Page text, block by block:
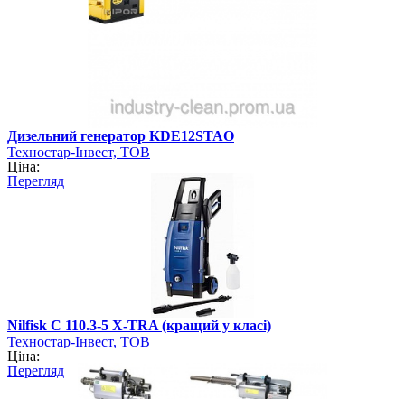
Дизельний генератор KDE12STAO
Техностар-Інвест, ТОВ
Ціна:
Перегляд
Nilfisk C 110.3-5 X-TRA (кращий у класі)
Техностар-Інвест, ТОВ
Ціна:
Перегляд